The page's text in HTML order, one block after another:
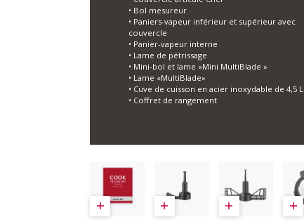
• Bol mesureur
• Paniers-vapeur inférieur et supérieur avec
couvercle
• Panier-vapeur interne
• Lame de pétrissage
• Mini-bol et lame «Mini MultiBlade »
• Lame «MultiBlade»
• Cuve de cuisson en acier inoxydable de 4,5 L
• Coffret de rangement